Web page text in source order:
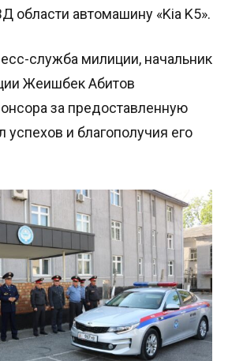
области автомашину «Kia K5».
служба милиции, начальник
Жеӊишбек Абитов
за предоставленную
и благополучия его